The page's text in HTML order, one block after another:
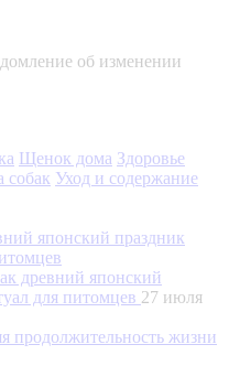
об изменении
Щенок дома Здоровье
собак Уход и содержание
древний японский
для питомцев 27 июля